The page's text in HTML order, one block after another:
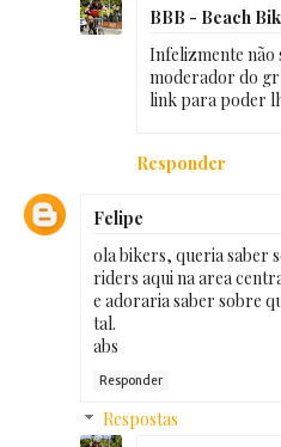
BBB - Beach
Infelizmente não
moderador do
link para poder
Responder
Felipe
ola bikers, queria saber
riders aqui na area
e adoraria saber sobre
tal.
abs
Responder
Respostas